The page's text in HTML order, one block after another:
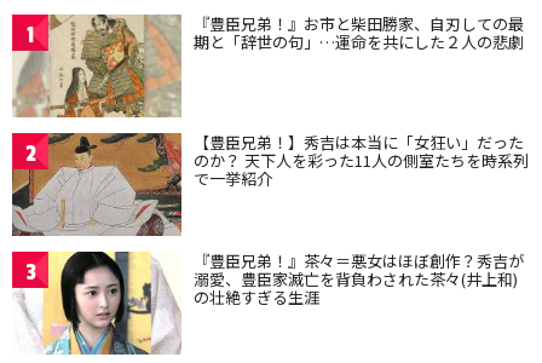
1 『豊臣兄弟！』お市と柴田勝家、自刃しての最
期と「辞世の句」…運命を共にした２人の悲劇
2 【豊臣兄弟！】秀吉は本当に「女狂い」だった
のか？ 天下人を彩った11人の側室たちを時系列
で一挙紹介
3 『豊臣兄弟！』茶々＝悪女はほぼ創作？秀吉が
溺愛、豊臣家滅亡を背負わされた茶々(井上和)
の壮絶すぎる生涯